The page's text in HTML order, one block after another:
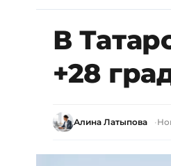
В
+28
Алина Латыпова